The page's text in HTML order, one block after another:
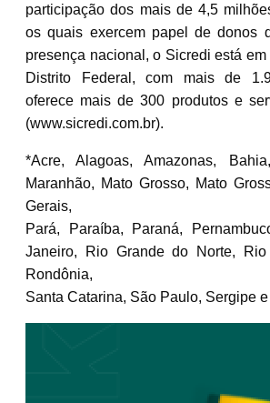
participação dos mais de 4,5
os quais exercem papel de donos
presença nacional, o Sicredi está
Distrito Federal, com mais de
oferece mais de 300 produtos e
(www.sicredi.com.br).
*Acre, Alagoas, Amazonas,
Maranhão, Mato Grosso, Mato
Gerais,
Pará, Paraíba, Paraná,
Janeiro, Rio Grande do Norte,
Rondônia,
Santa Catarina, São Paulo, Sergipe